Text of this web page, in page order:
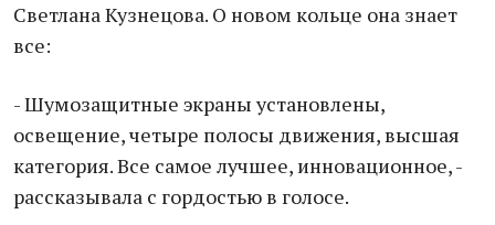
Светлана Кузнецова. О новом кольце она знает
все:
- Шумозащитные экраны установлены,
освещение, четыре полосы движения, высшая
категория. Все самое лучшее, инновационное, -
рассказывала с гордостью в голосе.